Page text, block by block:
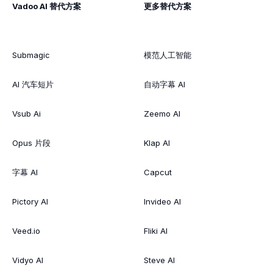
Vadoo AI 替代方案
Submagic
AI 汽车短片
Vsub Ai
Opus 片段
字幕 AI
Pictory AI
Veed.io
Vidyo AI
更多替代方案
模范人工智能
自动字幕 AI
Zeemo AI
Klap AI
Capcut
Invideo AI
Fliki AI
Steve AI